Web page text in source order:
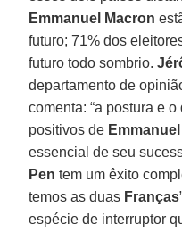
Emmanuel Macron
futuro; 71% dos
futuro todo sombrio.
departamento de
comenta: “a postura e
positivos de
essencial de seu
Pen tem um êxito
temos as duas Franças
espécie de interruptor